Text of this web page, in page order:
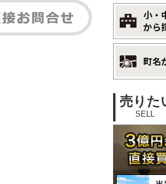
小・
から
町名
売りた
SELL